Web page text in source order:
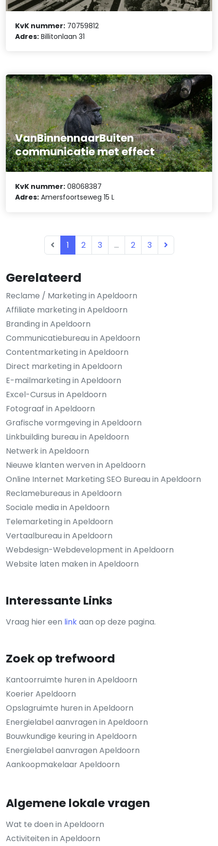
Gerelateerd
Reclame / Marketing in Apeldoorn
Affiliate marketing in Apeldoorn
Branding in Apeldoorn
Communicatiebureau in Apeldoorn
Contentmarketing in Apeldoorn
Direct marketing in Apeldoorn
E-mailmarketing in Apeldoorn
Excel-Cursus in Apeldoorn
Fotograaf in Apeldoorn
Grafische vormgeving in Apeldoorn
Linkbuilding bureau in Apeldoorn
Netwerk in Apeldoorn
Nieuwe klanten werven in Apeldoorn
Online Internet Marketing SEO Bureau in Apeldoorn
Reclamebureaus in Apeldoorn
Sociale media in Apeldoorn
Telemarketing in Apeldoorn
Vertaalbureau in Apeldoorn
Webdesign-Webdevelopment in Apeldoorn
Website laten maken in Apeldoorn
Interessante Links
Vraag hier een linkaan op deze pagina.
Zoek op trefwoord
Kantoorruimte huren in Apeldoorn
Koerier Apeldoorn
Opslagruimte huren in Apeldoorn
Energielabel aanvragen in Apeldoorn
Bouwkundige keuring in Apeldoorn
Energielabel aanvragen Apeldoorn
Aankoopmakelaar Apeldoorn
Algemene lokale vragen
Wat te doen in Apeldoorn
Activiteiten in Apeldoorn
KvK nummer: 70759812
Adres: Billitonlaan 31
VanBinnennaarBuiten
communicatie met effect
KvK nummer: 08068387
Adres: Amersfoortseweg 15 L
1 2 3 ... 2 3